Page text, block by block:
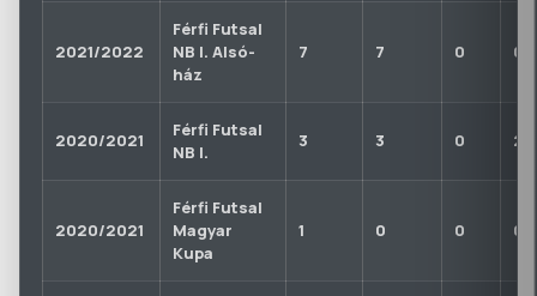
2021/2022
Férfi Futsal
NB I. Alsó-
ház
7 7 0 0
2020/2021
Férfi Futsal
NB I.
3 3 0 2
2020/2021
Férfi Futsal
Magyar
Kupa
1 0 0 0